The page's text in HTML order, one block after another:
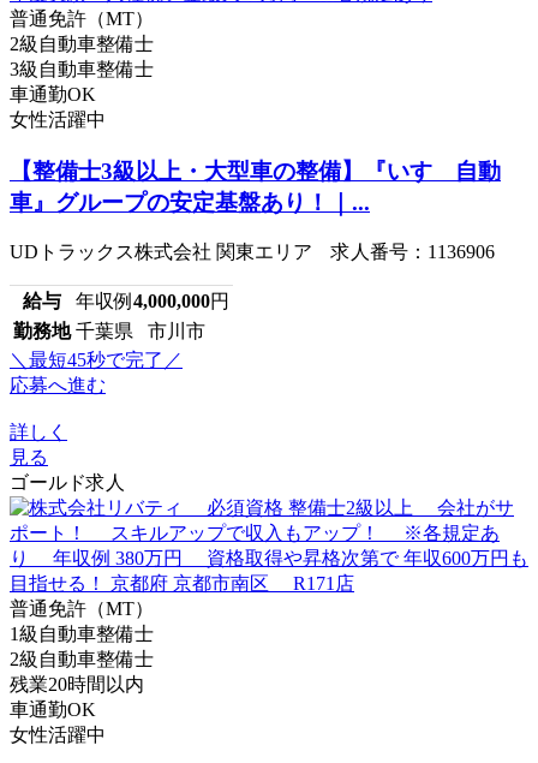
普通免許（MT）
2級自動車整備士
3級自動車整備士
車通勤OK
女性活躍中
【整備士3級以上・大型車の整備】『いすゞ自動
車』グループの安定基盤あり！｜...
UDトラックス株式会社 関東エリア 求人番号：1136906
給与 年収例 4,000,000円
勤務地 千葉県 市川市
＼最短45秒で完了／
応募へ進む
詳しく
見る
ゴールド求人
普通免許（MT）
1級自動車整備士
2級自動車整備士
残業20時間以内
車通勤OK
女性活躍中